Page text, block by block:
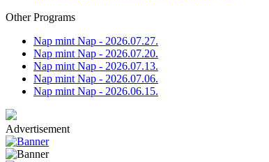
Other Programs
Nap mint Nap - 2026.07.27.
Nap mint Nap - 2026.07.20.
Nap mint Nap - 2026.07.13.
Nap mint Nap - 2026.07.06.
Nap mint Nap - 2026.06.15.
Advertisement